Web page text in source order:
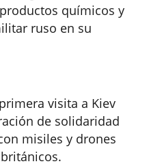
químicos y
ruso en su
visita a Kiev
de solidaridad
misiles y drones